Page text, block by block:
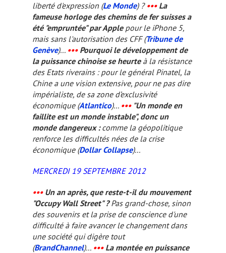
liberté d'expression (Le Monde) ? •••La
fameuse horloge des chemins de fer suisses a
été "empruntée" par Applepour le iPhone 5,
mais sans l'autorisation des CFF (Tribune de
Genève)... ••• Pourquoi le développement de
la puissance chinoise se heurteà la résistance
des Etats riverains : pour le général Pinatel, la
Chine a une vision extensive, pour ne pas dire
impérialiste, de sa zone d’exclusivité
économique (Atlantico)... •••"Un monde en
faillite est un monde instable", donc un
monde dangereux :comme la géopolitique
renforce les difficultés nées de la crise
économique (Dollar Collapse)...
MERCREDI 19 SEPTEMBRE 2012
•••Un an après, que reste-t-il du mouvement
"Occupy Wall Street" ?Pas grand-chose, sinon
des souvenirs et la prise de conscience d'une
difficulté à faire avancer le changement dans
une société qui digère tout
(BrandChannel)... •••La montée en puissance